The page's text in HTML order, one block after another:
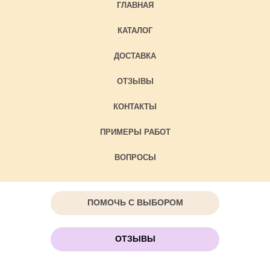
ГЛАВНАЯ
КАТАЛОГ
ДОСТАВКА
ОТЗЫВЫ
КОНТАКТЫ
ПРИМЕРЫ РАБОТ
ВОПРОСЫ
ПОМОЧЬ С ВЫБОРОМ
ОТЗЫВЫ